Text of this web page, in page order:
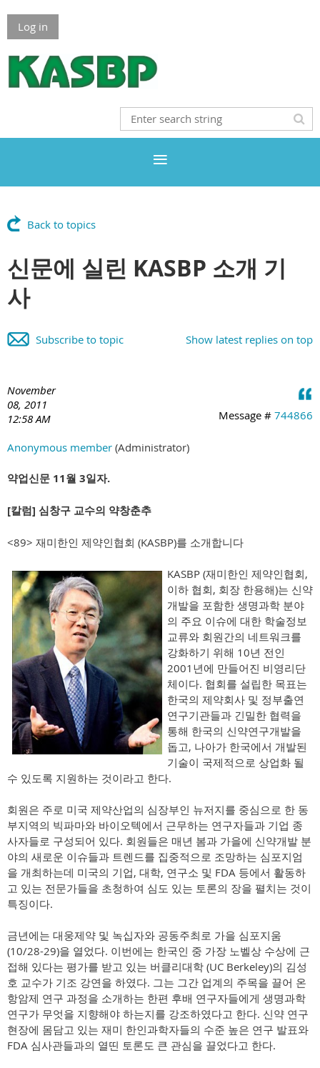
Log in
Back to topics
신문에 실린 KASBP 소개 기
사
Show latest replies on top
Subscribe to topic
November
08, 2011
12:58 AM
Message # 744866
Anonymous member (Administrator)
약업신문 11월 3일자.
[칼럼] 심창구 교수의 약창춘추
<89> 재미한인 제약인협회 (KASBP)를 소개합니다
KASBP (재미한인 제약인협회,
이하 협회, 회장 한용해)는 신약
개발을 포함한 생명과학 분야
의 주요 이슈에 대한 학술정보
교류와 회원간의 네트워크를
강화하기 위해 10년 전인
2001년에 만들어진 비영리단
체이다. 협회를 설립한 목표는
한국의 제약회사 및 정부출연
연구기관들과 긴밀한 협력을
통해 한국의 신약연구개발을
돕고, 나아가 한국에서 개발된
기술이 국제적으로 상업화 될
수 있도록 지원하는 것이라고 한다.
회원은 주로 미국 제약산업의 심장부인 뉴저지를 중심으로 한 동
부지역의 빅파마와 바이오텍에서 근무하는 연구자들과 기업 종
사자들로 구성되어 있다. 회원들은 매년 봄과 가을에 신약개발 분
야의 새로운 이슈들과 트렌드를 집중적으로 조망하는 심포지엄
을 개최하는데 미국의 기업, 대학, 연구소 및 FDA 등에서 활동하
고 있는 전문가들을 초청하여 심도 있는 토론의 장을 펼치는 것이
특징이다.
금년에는 대웅제약 및 녹십자와 공동주최로 가을 심포지움
(10/28-29)을 열었다. 이번에는 한국인 중 가장 노벨상 수상에 근
접해 있다는 평가를 받고 있는 버클리대학 (UC Berkeley)의 김성
호 교수가 기조 강연을 하였다. 그는 그간 업계의 주목을 끌어 온
항암제 연구 과정을 소개하는 한편 후배 연구자들에게 생명과학
연구가 무엇을 지향해야 하는지를 강조하였다고 한다. 신약 연구
현장에 몸담고 있는 재미 한인과학자들의 수준 높은 연구 발표와
FDA 심사관들과의 열띤 토론도 큰 관심을 끌었다고 한다.